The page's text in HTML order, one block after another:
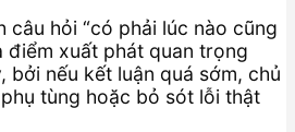
câu hỏi “có phải lúc nào cũng
điểm xuất phát quan trọng
bởi nếu kết luận quá sớm, chủ
tùng hoặc bỏ sót lỗi thật